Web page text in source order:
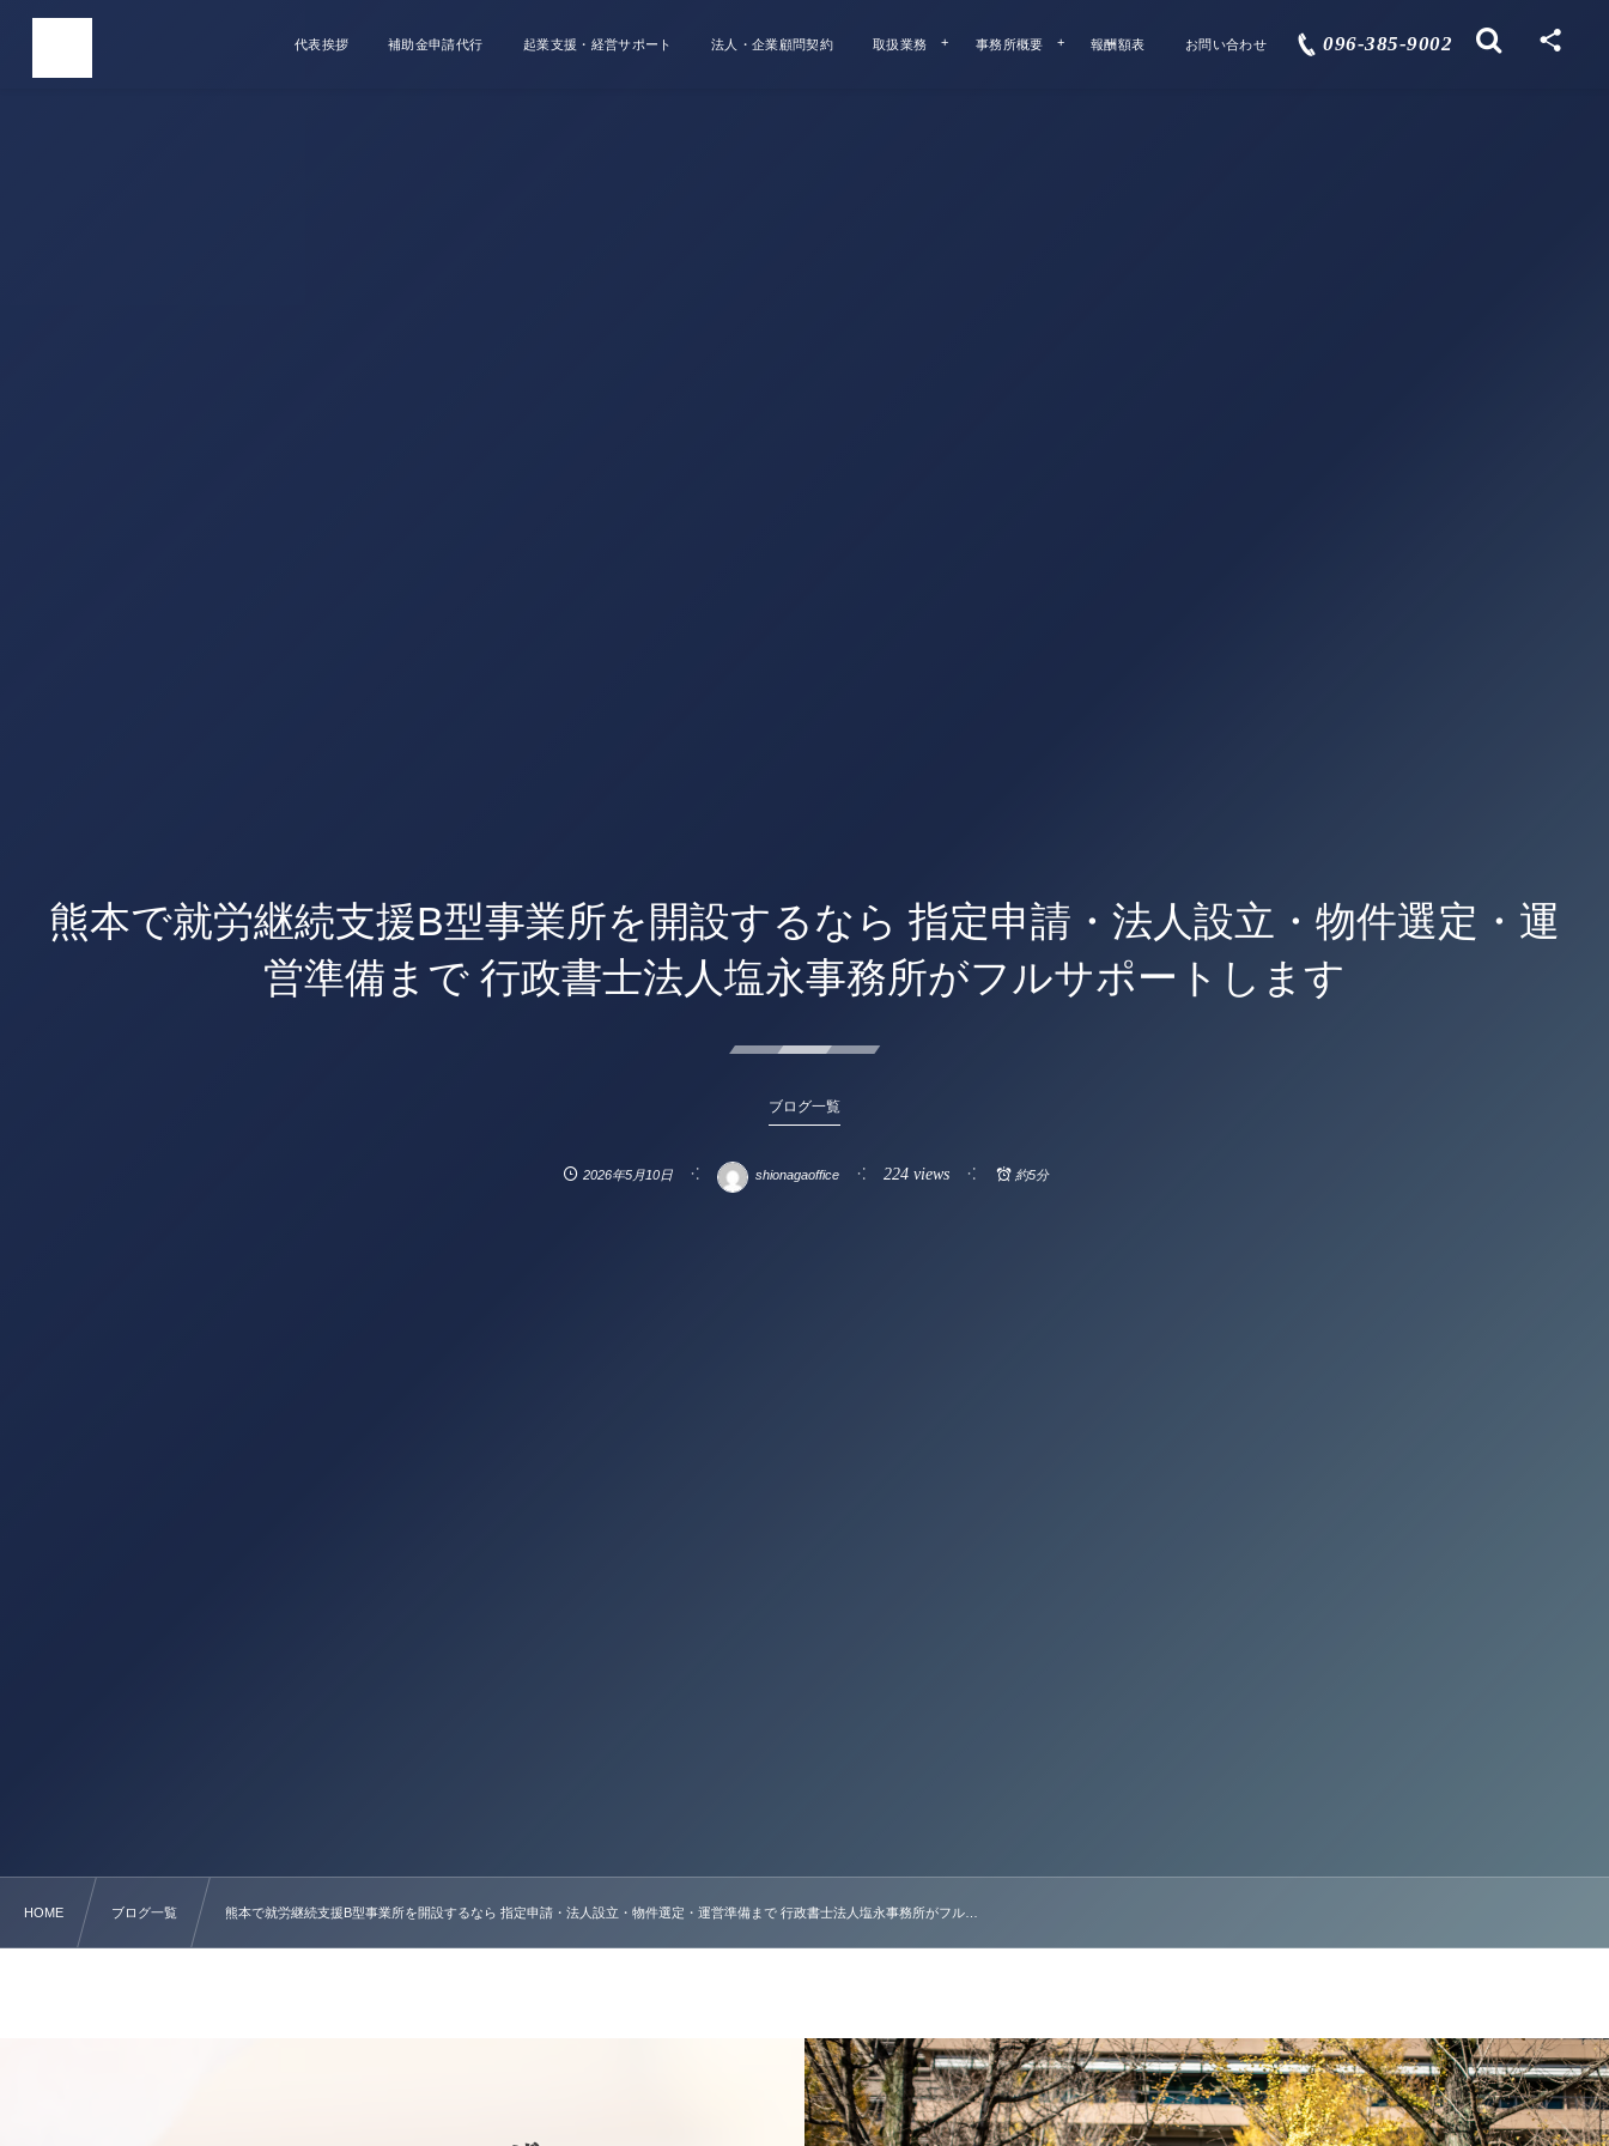
代表挨拶 補助金申請代行 起業支援・経営サポート 法人・企業顧問契約 取扱業務 事務所概要 報酬額表 お問い合わせ 096-385-9002
熊本で就労継続支援B型事業所を開設するなら 指定申請・法人設立・物件選定・運
営準備まで 行政書士法人塩永事務所がフルサポートします
ブログ一覧
2026年5月10日 shionagaoffice 224 views 約5分
HOME ブログ一覧 熊本で就労継続支援B型事業所を開設するなら 指定申請・法人設立・物件選定・運営準備まで 行政書士法人塩永事務所がフル…